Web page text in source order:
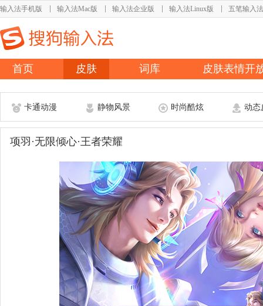
输入法手机版 输入法Mac版 输入法企业版 输入法Linux版 五笔输入法
首页 皮肤 词库 皮肤表情开
卡通动漫 静物风景 时尚酷炫 动态
项羽·无限倾心·王者荣耀